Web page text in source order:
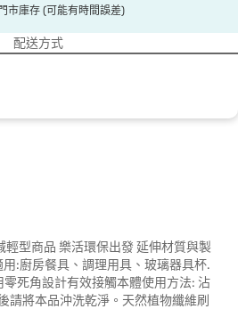
市庫存 (可能有時間誤差)
配送方式
型商品 樂活環保出發 延伸材質與製
:廚房餐具、調理用具、玻璃器具杯.
死角設計有效接觸本體使用方法: 沾
請將本品沖洗乾淨。天然植物纖維刷